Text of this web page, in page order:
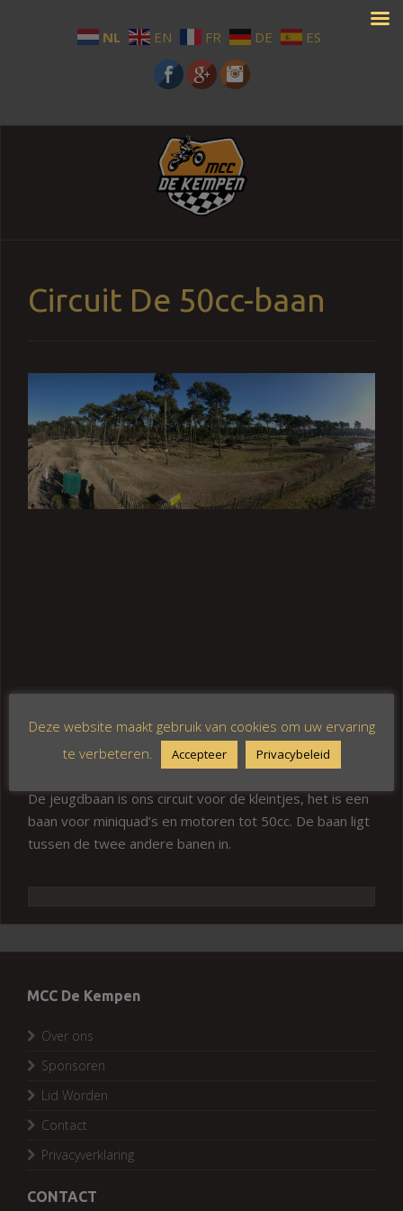
NL EN FR DE ES
Circuit De 50cc-baan
Scroll left/right to pan through panorama.
De jeugdbaan is ons circuit voor de kleintjes, het is een
baan voor miniquad’s en motoren tot 50cc. De baan ligt
tussen de twee andere banen in.
MCC De Kempen
Over ons
Sponsoren
Lid Worden
Contact
Privacyverklaring
CONTACT
Deze website maakt gebruik van cookies om uw ervaring
te verbeteren.
Accepteer Privacybeleid